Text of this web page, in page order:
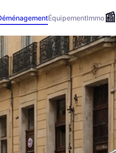
ÉquipementImmo📰